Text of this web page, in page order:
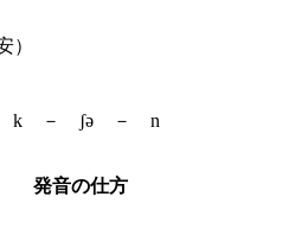
）
－ ʃə － n
発音の仕方